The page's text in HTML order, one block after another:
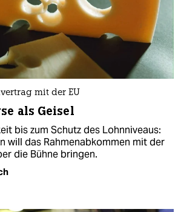
mit der EU
als Geisel
bis zum Schutz des Lohnniveaus:
will das Rahmenabkommen mit der
die Bühne bringen.